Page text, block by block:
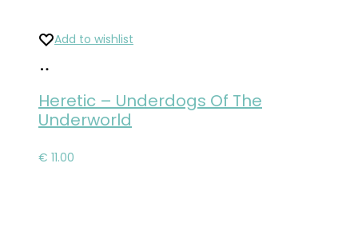
Add to wishlist
košíka
Heretic – Underdogs Of The
Underworld
€ 11.00